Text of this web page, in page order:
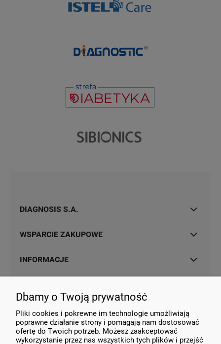
DIAGNOSIS S.A.
WSPARCIE ZAKUPOWE
INFORMACJE
KONTAKT
Dbamy o Twoją prywatność
Pliki cookies i pokrewne im technologie umożliwiają
poprawne działanie strony i pomagają nam dostosować
ofertę do Twoich potrzeb. Możesz zaakceptować
wykorzystanie przez nas wszystkich tych plików i przejść